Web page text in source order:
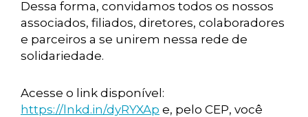
Dessa forma, convidamos todos os nossos
associados, filiados, diretores, colaboradores
e parceiros a se unirem nessa rede de
solidariedade.
Acesse o link disponível:
https://lnkd.in/dyRYXAp e, pelo CEP, você